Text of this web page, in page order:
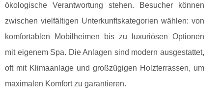
ökologische Verantwortung stehen. Besucher können
zwischen vielfältigen Unterkunftskategorien wählen: von
komfortablen Mobilheimen bis zu luxuriösen Optionen
mit eigenem Spa. Die Anlagen sind modern ausgestattet,
oft mit Klimaanlage und großzügigen Holzterrassen, um
maximalen Komfort zu garantieren.